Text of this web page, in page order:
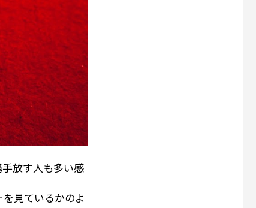
放す人も多い感
見ているかのよ